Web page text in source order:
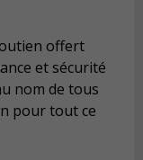
offert
et sécurité
nom de tous
pour tout ce